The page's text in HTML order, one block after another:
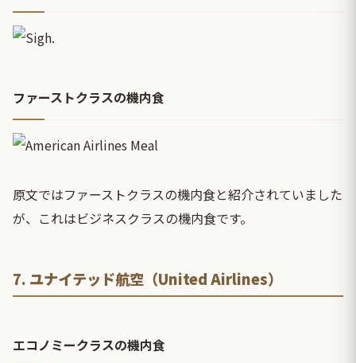
ファーストクラスの機内食
原文ではファーストクラスの機内食と紹介されていました
が、これはビジネスクラスの機内食です。
7. ユナイテッド航空（United Airlines）
エコノミークラスの機内食